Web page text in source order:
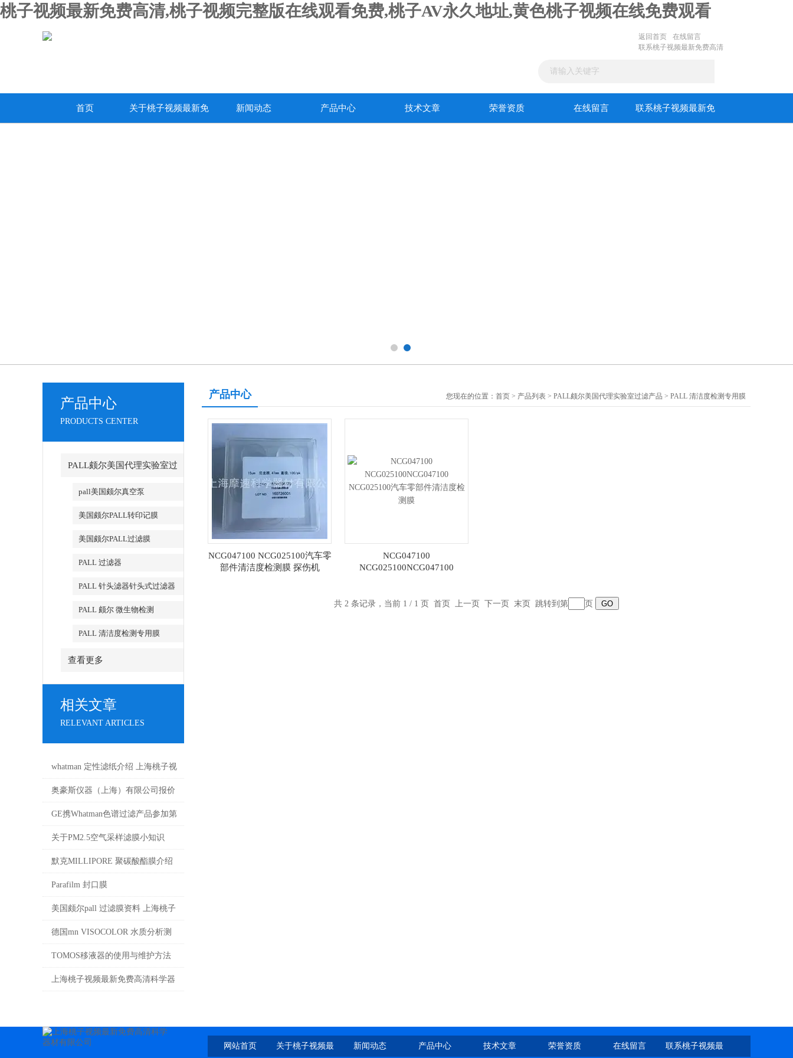
桃子视频最新免费高清,桃子视频完整版在线观看免费,桃子AV永久地址,黄色桃子视频在线免费观看
返回首页
在线留言
联系桃子视频最新免费高清
首页 关于桃子视频最新免 新闻动态 产品中心 技术文章 荣誉资质 在线留言 联系桃子视频最新免
产品中心
PRODUCTS CENTER
PALL颇尔美国代理实验室过
滤产品pall美国颇尔真空泵
美国颇尔PALL转印记膜
美国颇尔PALL过滤膜
PALL 过滤器
PALL 针头滤器针头式过滤器
PALL 颇尔 微生物检测
PALL 清洁度检测专用膜
查看更多
相关文章
RELEVANT ARTICLES
whatman 定性滤纸介绍 上海桃子视
频最新免费高清
奥豪斯仪器（上海）有限公司报价
单
GE携Whatman色谱过滤产品参加第
四届色谱学术报告会
关于PM2.5空气采样滤膜小知识
——来自用户的声音
默克MILLIPORE 聚碳酸酯膜介绍
Parafilm 封口膜
美国颇尔pall 过滤膜资料 上海桃子
视频最新免费高清科学器材有限公
司销售4008087828
德国mn VISOCOLOR 水质分析测
试盒介绍 上海桃子视频最新免费高
清公司代理4008087828
TOMOS移液器的使用与维护方法
上海桃子视频最新免费高清科学器
产品中心 您现在的位置： 首页 > 产品列表 > PALL颇尔美国代理实验室过滤产品 > PALL 清洁度检测专用膜
NCG047100 NCG025100汽车零
部件清洁度检测膜 探伤机
NCG047100
NCG025100NCG047100
共 2 条记录，当前 1 / 1 页 首页 上一页 下一页 末页 跳转到第 页
网站首页 关于桃子视频最 新闻动态 产品中心 技术文章 荣誉资质 在线留言 联系桃子视频最